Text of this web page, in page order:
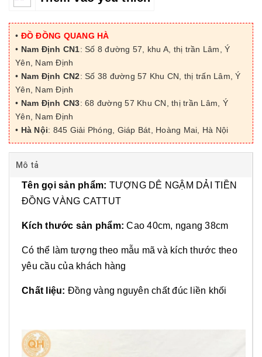
• ĐỒ ĐỒNG QUANG HÀ
• Nam Định CN1: Số 8 đường 57, khu A, thị trần Lâm, Ý
Yên, Nam Định
• Nam Định CN2: Số 38 đường 57 Khu CN, thị trấn Lâm, Ý
Yên, Nam Định
• Nam Định CN3: 68 đường 57 Khu CN, thị trần Lâm, Ý
Yên, Nam Định
• Hà Nội: 845 Giải Phóng, Giáp Bát, Hoàng Mai, Hà Nội
Mô tả
Tên gọi sản phẩm: TƯỢNG DÊ NGẬM DẢI TIỀN
ĐỒNG VÀNG CATTUT
Kích thước sản phẩm:Cao 40cm, ngang 38cm
Có thể làm tượng theo mẫu mã và kích thước theo
yêu cầu của khách hàng
Chất liệu: Đồng vàng nguyên chất đúc liền khối